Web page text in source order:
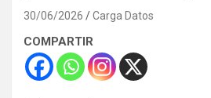
30/06/2026 Carga Datos
COMPARTIR